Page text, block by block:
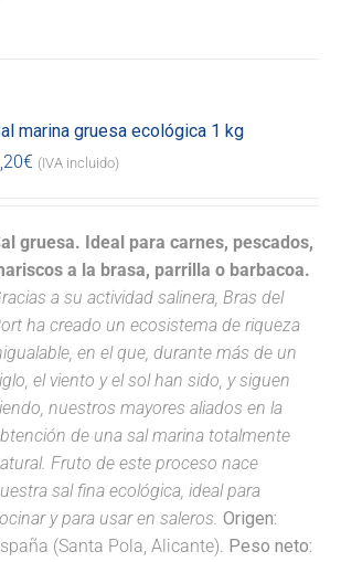
marina gruesa ecológica 1 kg
€ (IVA incluido)
gruesa. Ideal para carnes, pescados,
a la brasa, parrilla o barbacoa.
a su actividad salinera, Bras del
ha creado un ecosistema de riqueza
en el que, durante más de un
el viento y el sol han sido, y siguen
nuestros mayores aliados en la
de una sal marina totalmente
Fruto de este proceso nace
sal fina ecológica, ideal para
y para usar en saleros. Origen:
(Santa Pola, Alicante). Peso neto: